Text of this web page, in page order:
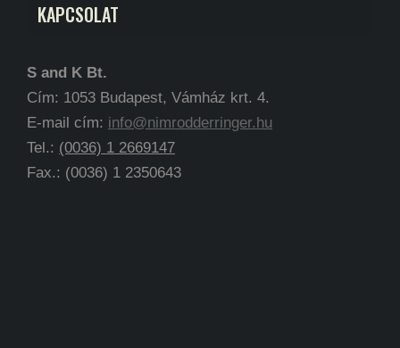
KAPCSOLAT
S and K Bt.
Cím: 1053 Budapest, Vámház krt. 4.
E-mail cím: info@nimrodderringer.hu
Tel.: (0036) 1 2669147
Fax.: (0036) 1 2350643